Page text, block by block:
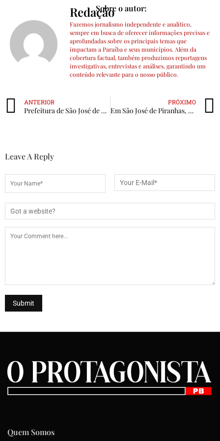
Sobre o autor:
Redação
Fazemos jornalismo independente e analítico,
sempre em busca de oferecer informações precisas e
aprofundadas sobre os principais temas que
impactam a Paraíba e seus municípios. Além da
cobertura factual, também produzimos reportagens
investigativas, entrevistas e análises, garantindo um
conteúdo relevante para o nosso público.
ANTERIOR
Prefeitura de São José de Piranhas celebra Dia dos Pais com jogo festivo entre Sousa Master e Piranhense Master e show musical
PRÓXIMO
Em São José de Piranhas, Escola Antônio Lacerda Neto comemora o Dia dos Estudantes com gincanas e brincadeiras
Leave A Reply
Quem Somos